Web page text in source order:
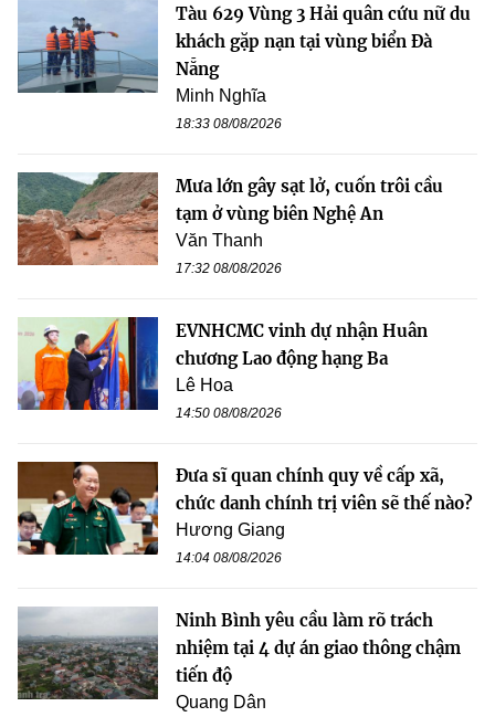
Tàu 629 Vùng 3 Hải quân cứu nữ du
khách gặp nạn tại vùng biển Đà
Nẵng
Minh Nghĩa
18:33 08/08/2026
Mưa lớn gây sạt lở, cuốn trôi cầu
tạm ở vùng biên Nghệ An
Văn Thanh
17:32 08/08/2026
EVNHCMC vinh dự nhận Huân
chương Lao động hạng Ba
Lê Hoa
14:50 08/08/2026
Đưa sĩ quan chính quy về cấp xã,
chức danh chính trị viên sẽ thế nào?
Hương Giang
14:04 08/08/2026
Ninh Bình yêu cầu làm rõ trách
nhiệm tại 4 dự án giao thông chậm
tiến độ
Quang Dân